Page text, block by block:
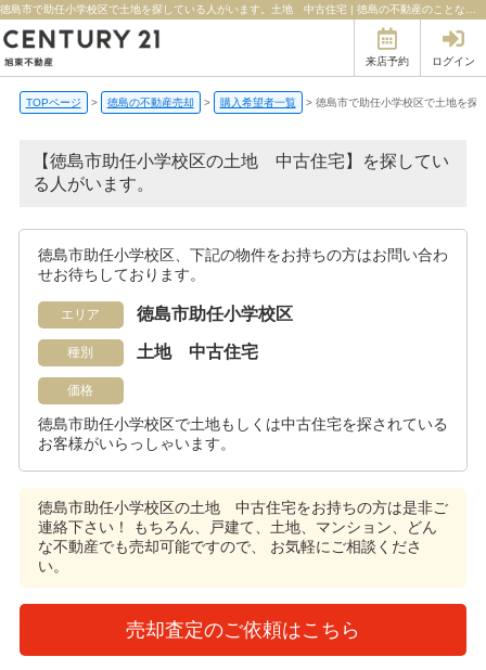
来店予約 ログイン
TOPページ > 徳島の不動産売却 > 購入希望者一覧 > 徳島市で助任小学校区で土地を探
【徳島市助任小学校区の土地 中古住宅】を探してい
る人がいます。
徳島市助任小学校区、下記の物件をお持ちの方はお問い合わ
せお待ちしております。
エリア 徳島市助任小学校区
種別 土地 中古住宅
価格
徳島市助任小学校区で土地もしくは中古住宅を探されている
お客様がいらっしゃいます。
徳島市助任小学校区の土地 中古住宅をお持ちの方は是非ご
連絡下さい！
もちろん、戸建て、土地、マンション、どん
な不動産でも売却可能ですので、 お気軽にご相談くださ
い。
売却査定のご依頼はこちら